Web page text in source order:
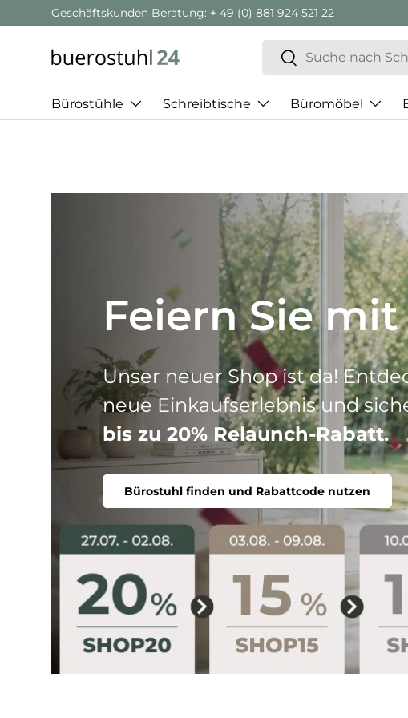
Direkt zum Inhalt
Geschäftskunden Beratung: + 49 (0) 881 924 521 22
Suchen
Suchen
Bürostühle Schreibtische Büromöbel
Best of HJH
Drei Produktlinien, ein Ziel: Ihr
Stuhl. Ergonomisch,
Bürostuhl finden